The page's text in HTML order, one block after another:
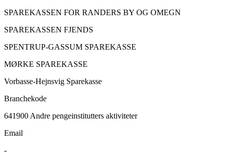
SPAREKASSEN FOR RANDERS BY OG OMEGN
SPAREKASSEN FJENDS
SPENTRUP-GASSUM SPAREKASSE
MØRKE SPAREKASSE
Vorbasse-Hejnsvig Sparekasse
Branchekode
641900 Andre pengeinstitutters aktiviteter
Email
-